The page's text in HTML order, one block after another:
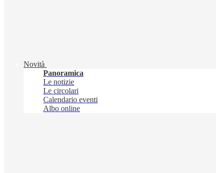
Novità
Panoramica
Le notizie
Le circolari
Calendario eventi
Albo online